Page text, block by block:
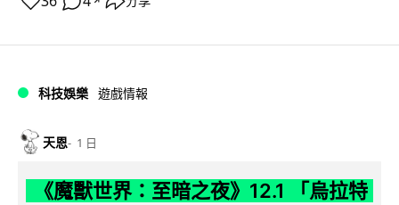
科技娛樂 遊戲情報
天恩 1 日
《魔獸世界：至暗之夜》12.1 「烏拉特